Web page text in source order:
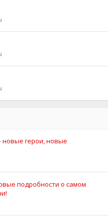
новые герои, новые
подробности о самом